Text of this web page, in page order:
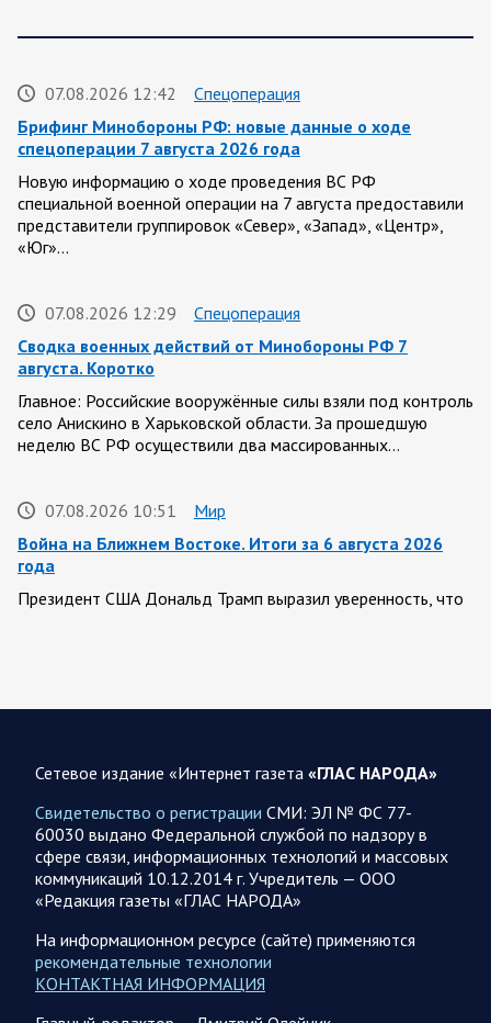
07.08.2026 12:42
Спецоперация
Брифинг Минобороны РФ: новые данные о ходе
спецоперации 7 августа 2026 года
Новую информацию о ходе проведения ВС РФ
специальной военной операции на 7 августа предоставили
представители группировок «Север», «Запад», «Центр»,
«Юг»…
07.08.2026 12:29
Спецоперация
Сводка военных действий от Минобороны РФ 7
августа. Коротко
Главное: Российские вооружённые силы взяли под контроль
село Анискино в Харьковской области. За прошедшую
неделю ВС РФ осуществили два массированных…
07.08.2026 10:51
Мир
Война на Ближнем Востоке. Итоги за 6 августа 2026
года
Президент США Дональд Трамп выразил уверенность, что
07.08.2026 09:56
Спецоперация
объектам в 6 областях Украины
147 БПЛА, запущенных с территории России, из которых
якобы «сбиты/подавлены» – 114. В Рени…
07.08.2026 09:46
Спецоперация
Фронтовая сводка Олега Царева на утро 7 августа 2026
года
203 украинских БПЛА сбито ПВО ночью над 18 субъектами
РФ: Беспилотники сбивали над территориями
Сетевое издание «Интернет газета «ГЛАС НАРОДА»
Свидетельство о регистрации СМИ: ЭЛ № ФС 77-
60030 выдано Федеральной службой по надзору в
сфере связи, информационных технологий и массовых
коммуникаций 10.12.2014 г. Учредитель — ООО
«Редакция газеты «ГЛАС НАРОДА»
На информационном ресурсе (сайте) применяются
рекомендательные технологии
КОНТАКТНАЯ ИНФОРМАЦИЯ